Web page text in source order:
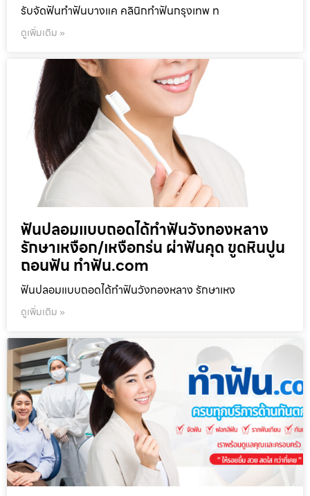
รับจัดฟันทำฟันบางแค คลินิกทำฟันกรุงเทพ ท
ดูเพิ่มเติม »
ฟันปลอมแบบถอดได้ทำฟันวังทองหลาง
รักษาเหงือก/เหงือกร่น ผ่าฟันคุด ขูดหินปูน
ถอนฟัน ทำฟัน.com
ฟันปลอมแบบถอดได้ทำฟันวังทองหลาง รักษาเหง
ดูเพิ่มเติม »